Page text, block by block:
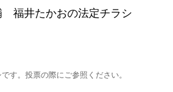
福井たかおの法定チラシ
す。投票の際にご参照ください。